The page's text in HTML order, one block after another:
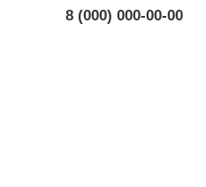
8 (000) 000-00-00